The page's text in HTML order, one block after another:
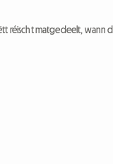
réischt matgedeelt, wann